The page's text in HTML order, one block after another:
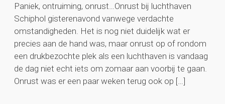
Paniek, ontruiming, onrust…Onrust bij luchthaven
Schiphol gisterenavond vanwege verdachte
omstandigheden. Het is nog niet duidelijk wat er
precies aan de hand was, maar onrust op of rondom
een drukbezochte plek als een luchthaven is vandaag
de dag niet echt iets om zomaar aan voorbij te gaan.
Onrust was er een paar weken terug ook op […]